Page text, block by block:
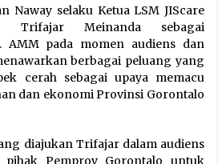
Naway selaku Ketua LSM JIScare
Trifajar Meinanda sebagai
AMM pada momen audiens dan
berbagai peluang yang
cerah sebagai upaya memacu
dan ekonomi Provinsi Gorontalo
diajukan Trifajar dalam audiens
pihak Pemprov Gorontalo untuk